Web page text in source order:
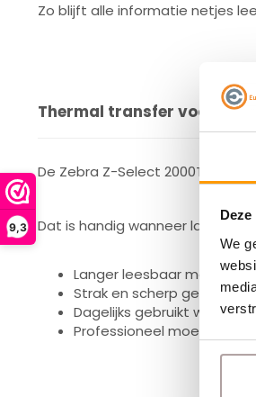
We
9,3
Zo blijft alle informatie netjes
Thermal transfer voor
De Zebra Z-Select 2000T labels
Dat is handig wanneer labels:
Langer leesbaar moeten
Strak en scherp geprint
Dagelijks gebruikt worden
Professioneel moeten ogen